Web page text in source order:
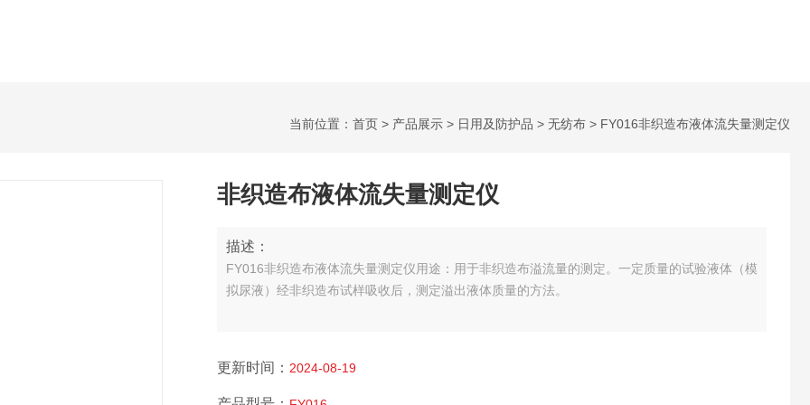
当前位置： 首页 > 产品展示 > 日用及防护品 > 无纺布 > FY016非织造布液体流失量测定仪
非织造布液体流失量测定仪
描述：
FY016非织造布液体流失量测定仪用途：用于非织造布溢流量的测定。一定质量的试验液体（模
拟尿液）经非织造布试样吸收后，测定溢出液体质量的方法。
更新时间： 2024-08-19